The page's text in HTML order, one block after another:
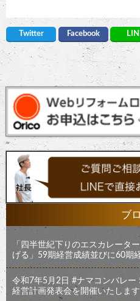
Twitter Facebook
ブ
「四半世紀下りのエスカレータ
げる」59期経営成績並びに60期
令和7年5月2日 #ナマコンバレー
経営計画発表会を開催いたします